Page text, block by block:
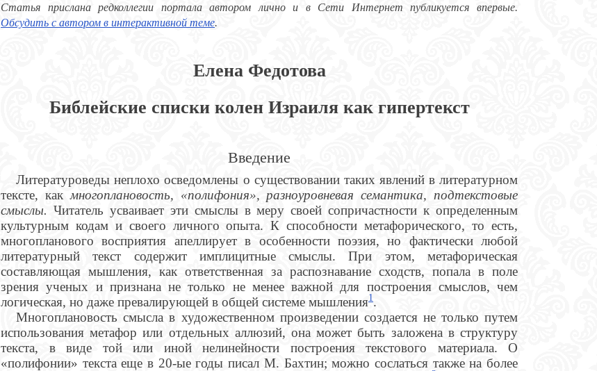
Статья прислана редколлегии портала автором лично и в Сети Интернет публикуется впервые.
Обсудить с автором в интерактивной теме.
Елена Федотова
Библейские списки колен Израиля как гипертекст
Введение
Литературоведы неплохо осведомлены о существовании таких явлений в литературном
тексте, какмногоплановость, «полифония», разноуровневая семантика, подтекстовые
смыслы. Читатель усваивает эти смыслы в меру своей сопричастности к определенным
культурным кодам и своего личного опыта. К способности метафорического, то есть,
многопланового восприятия апеллирует в особенности поэзия, но фактически любой
литературный текст содержит имплицитные смыслы. При этом, метафорическая
составляющая мышления, как ответственная за распознавание сходств, попала в поле
зрения ученых и признана не только не менее важной для построения смыслов, чем
логическая, но даже превалирующей в общей системе мышления1.
Многоплановость смысла в художественном произведении создается не только путем
использования метафор или отдельных аллюзий, она может быть заложена в структуру
текста, в виде той или иной нелинейности построения текстового материала. О
«полифонии» текста еще в 20-ые годы писал М. Бахтин; можно сослаться также на более